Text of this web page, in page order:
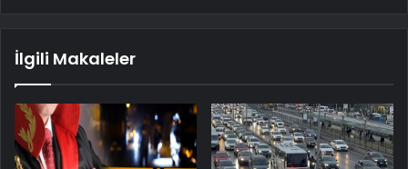
İlgili Makaleler